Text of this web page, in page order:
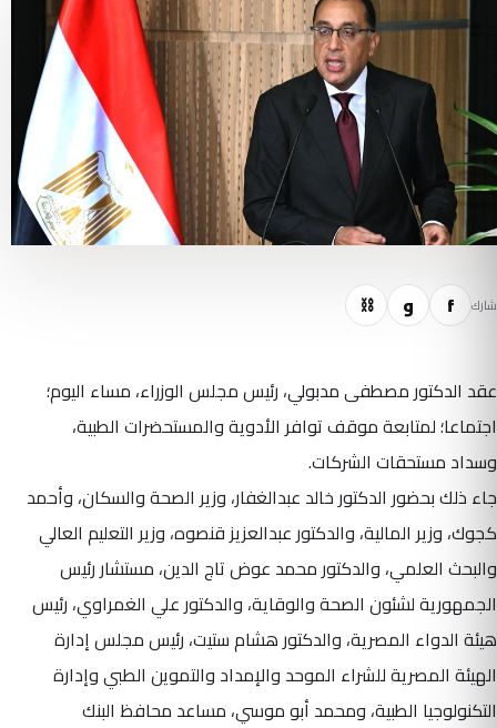
شارك f و ⛓
عقد الدكتور مصطفى مدبولي، رئيس مجلس الوزراء، مساء اليوم؛
اجتماعا؛ لمتابعة موقف توافر الأدوية والمستحضرات الطبية،
وسداد مستحقات الشركات.
جاء ذلك بحضور الدكتور خالد عبدالغفار، وزير الصحة والسكان، وأحمد
كجوك، وزير المالية، والدكتور عبدالعزيز قنصوه، وزير التعليم العالي
والبحث العلمي، والدكتور محمد عوض تاج الدين، مستشار رئيس
الجمهورية لشئون الصحة والوقاية، والدكتور علي الغمراوي، رئيس
هيئة الدواء المصرية، والدكتور هشام ستيت، رئيس مجلس إدارة
الهيئة المصرية للشراء الموحد والإمداد والتموين الطبي وإدارة
التكنولوجيا الطبية، ومحمد أبو موسي، مساعد محافظ البنك